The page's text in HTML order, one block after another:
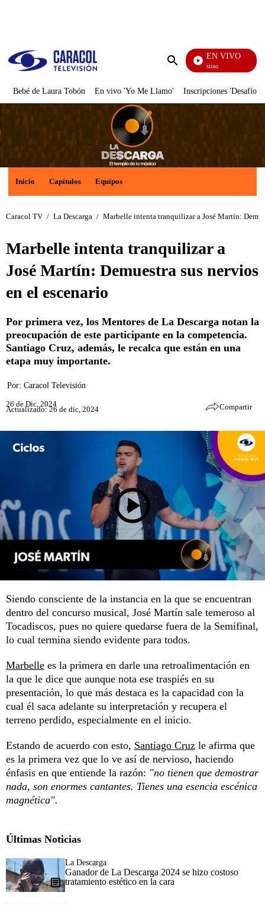
Enviar
EN VIVO
El
Bebé de Laura Tobón En vivo 'Yo Me Llamo' Inscripciones 'Desafío'
Inicio Capítulos Equipos
Caracol TV / La Descarga / Marbelle intenta tranquilizar a José Martín:
Marbelle intenta tranquilizar a
José Martín: Demuestra sus nervios
en el escenario
Por primera vez, los Mentores de La Descarga notan la
preocupación de este participante en la competencia.
Santiago Cruz, además, le recalca que están en una
etapa muy importante.
Por: Caracol Televisión
26 de Dic, 2024
Actualizado: 26 de dic, 2024 Compartir
Siendo consciente de la instancia en la que se encuentran
dentro del concurso musical, José Martín sale temeroso al
Tocadiscos, pues no quiere quedarse fuera de la Semifinal,
lo cual termina siendo evidente para todos.
Marbelle es la primera en darle una retroalimentación en
la que le dice que aunque nota ese traspiés en su
presentación, lo que más destaca es la capacidad con la
cual él saca adelante su interpretación y recupera el
terreno perdido, especialmente en el inicio.
Estando de acuerdo con esto, Santiago Cruz le afirma que
es la primera vez que lo ve así de nervioso, haciendo
énfasis en que entiende la razón: "no tienen que demostrar
nada, son enormes cantantes. Tienes una esencia escénica
magnética".
Últimas Noticias
La Descarga
Ganador de La Descarga 2024 se hizo costoso
tratamiento estético en la cara